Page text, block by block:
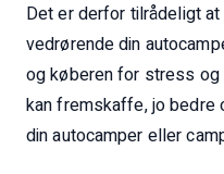
Det er derfor tilrådeligt
vedrørende din
og køberen for stress og
kan fremskaffe, jo bedre
din autocamper eller